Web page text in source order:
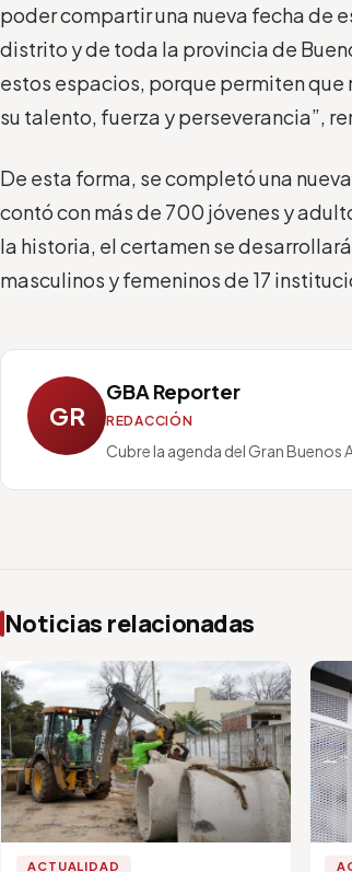
poder compartir una nueva fecha de
distrito y de toda la provincia de
estos espacios, porque permiten
su talento, fuerza y perseverancia”,
De esta forma, se completó una
contó con más de 700 jóvenes y
la historia, el certamen se
masculinos y femeninos de 17
GR
GBA Reporter
REDACCIÓN
Cubre la agenda del Gran Buenos
Noticias relacionadas
ACTUALIDAD